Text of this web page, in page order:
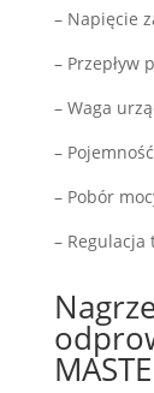
– Napięcie
– Przepływ
– Waga
–
– Pobór
– Regulacja